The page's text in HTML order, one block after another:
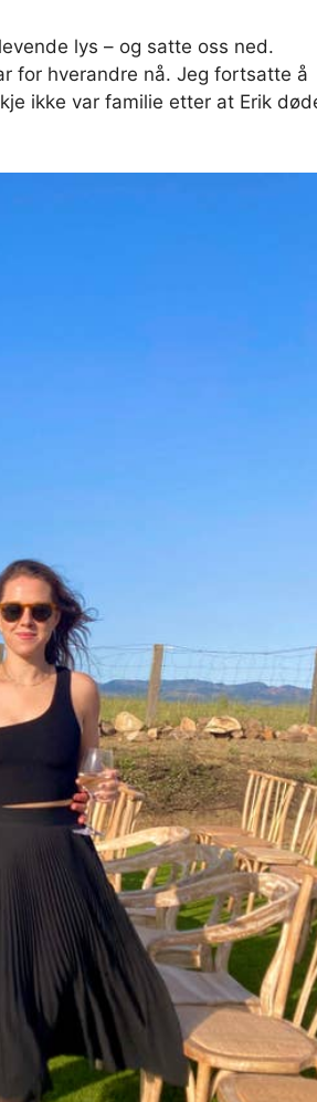
lys – og satte oss ned.
for hverandre nå. Jeg fortsatte å
ikke var familie etter at Erik